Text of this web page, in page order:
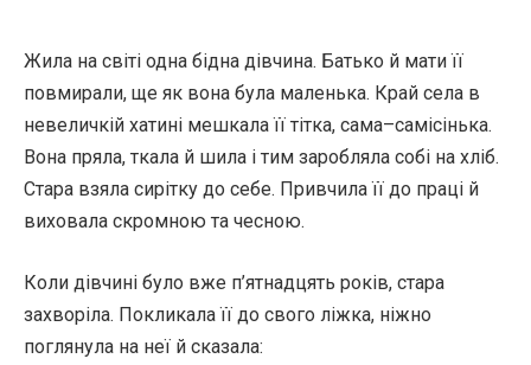
Жила на світі одна бідна дівчина. Батько й мати її
повмирали, ще як вона була маленька. Край села в
невеличкій хатині мешкала її тітка, сама–самісінька.
Вона пряла, ткала й шила і тим заробляла собі на хліб.
Стара взяла сирітку до себе. Привчила її до праці й
виховала скромною та чесною.
Коли дівчині було вже п’ятнадцять років, стара
захворіла. Покликала її до свого ліжка, ніжно
поглянула на неї й сказала: